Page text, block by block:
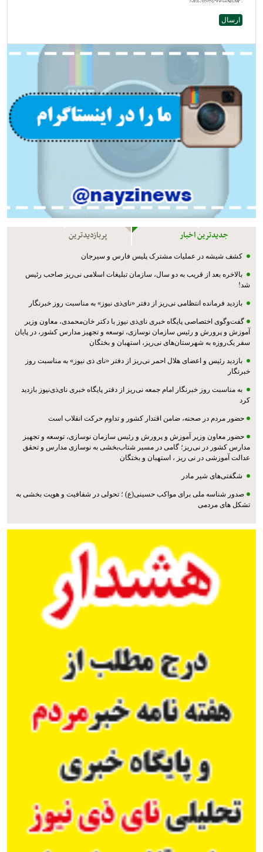
جدیدترین اخبار پربازدیدترین
کشف شیشه در عملیات مشترک پليس فارس و سیرجان
بالاخره بعد از قریب به دو سال، سازمان تبلیغات اسلامی نی‌ریز صاحب رئیس
شد!
بازدید فرمانده انتظامی نی‌ریز از دفتر «نای‌ذی نیوز» به مناسبت روز خبرنگار
گفت‌وگوی اختصاصی پایگاه خبری نای‌ذی نیوز با دکتر خان‌محمدی، معاون وزیر
آموزش و پرورش و رئیس سازمان نوسازی، توسعه و تجهیز مدارس کشور، در پایان
سفر یک‌روزه به شهرستان‌های نی‌ریز، استهبان و بختگان
بازدید رئیس و اعضای هلال احمر نی‌ریز از دفتر «نای ذی نیوز» به مناسبت روز
خبرنگار
به مناسبت روز خبرنگار امام جمعه نی‌ریز از دفتر پایگاه خبری نای‌ذی‌نیوز بازدید
کرد
حضور مردم در صحنه، ضامن اقتدار کشور و تداوم حرکت انقلاب است
حضور معاون وزیر آموزش و پرورش و رئیس سازمان نوسازی، توسعه و تجهیز
مدارس کشور در نی‌ریز؛ گامی در مسیر شتاب‌بخشی به نوسازی مدارس و تحقق
عدالت آموزشی در نی ریز ، استهبان و بختگان
شگفتی‌های شیر مادر
صدور شناسه ملی برای مواکب حسینی(ع) ؛ تحولی در شفافیت و هویت بخشی به
تشکل های مردمی